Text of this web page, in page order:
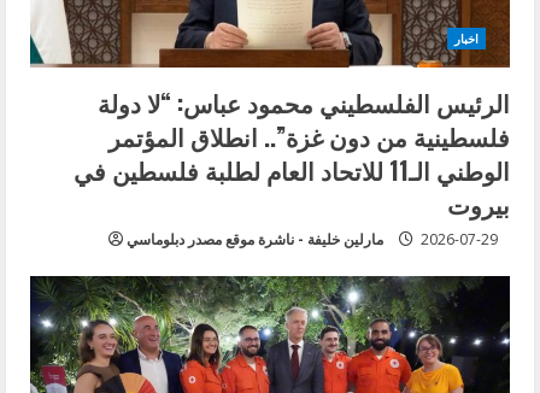
اخبار
الرئيس الفلسطيني محمود عباس: “لا دولة
فلسطينية من دون غزة”.. انطلاق المؤتمر
الوطني الـ11 للاتحاد العام لطلبة فلسطين في
بيروت
مارلين خليفة - ناشرة موقع مصدر دبلوماسي 2026-07-29